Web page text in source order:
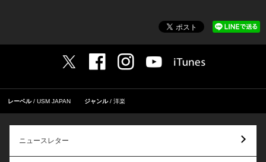
レーベル USM JAPAN ジャンル 洋楽
ニュースレター